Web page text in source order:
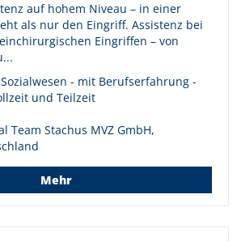
auf hohem Niveau – in einer
als nur den Eingriff. Assistenz bei
Eingriffen – von
- mit Berufserfahrung -
und Teilzeit
Team Stachus MVZ GmbH,
Mehr